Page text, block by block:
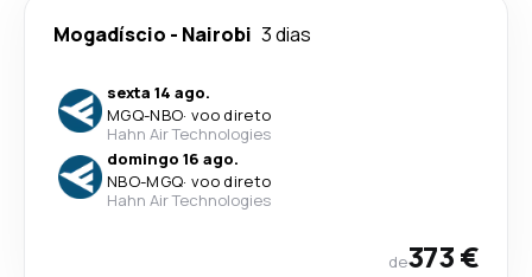
Mogadíscio - Nairobi 3 dias
sexta 14 ago.
MGQ-NBO· voo direto
Hahn Air Technologies
domingo 16 ago.
NBO-MGQ· voo direto
Hahn Air Technologies
de373 €